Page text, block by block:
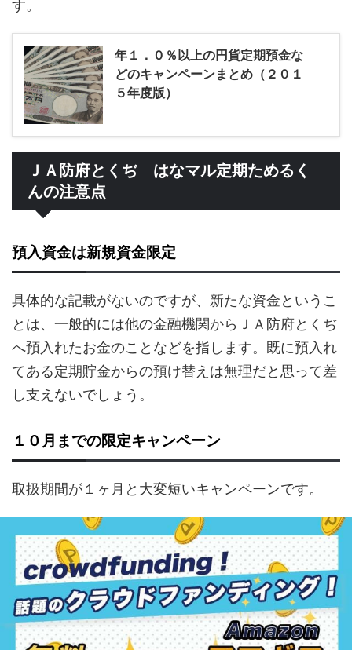
す。
年１．０％以上の円貨定期預金な
どのキャンペーンまとめ（２０１
５年度版）
ＪＡ防府とくぢ はなマル定期ためるく
んの注意点
預入資金は新規資金限定
具体的な記載がないのですが、新たな資金というこ
とは、一般的には他の金融機関からＪＡ防府とくぢ
へ預入れたお金のことなどを指します。既に預入れ
てある定期貯金からの預け替えは無理だと思って差
し支えないでしょう。
１０月までの限定キャンペーン
取扱期間が１ヶ月と大変短いキャンペーンです。